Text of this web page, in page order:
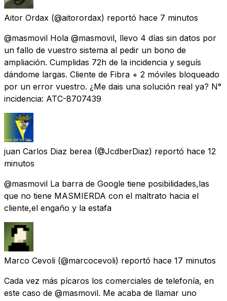
Aitor Ordax (@aitorordax) reportó hace 7 minutos
@masmovil Hola @masmovil, llevo 4 días sin datos por
un fallo de vuestro sistema al pedir un bono de
ampliación. Cumplidas 72h de la incidencia y seguís
dándome largas. Cliente de Fibra + 2 móviles bloqueado
por un error vuestro. ¿Me dais una solución real ya? N°
incidencia: ATC-8707439
juan Carlos Diaz berea (@JcdberDiaz) reportó hace 12
minutos
@masmovil La barra de Google tiene posibilidades,las
que no tiene MASMIERDA con el maltrato hacia el
cliente,el engaño y la estafa
Marco Cevoli (@marcocevoli) reportó hace 17 minutos
Cada vez más pícaros los comerciales de telefonía, en
este caso de @masmovil. Me acaba de llamar uno